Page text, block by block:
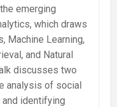
emerging
which draws
Machine Learning,
and Natural
discusses two
analysis of social
identifying